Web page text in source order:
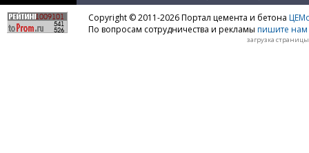
Copyright © 2011-2026 Портал цемента и бетона
По вопросам сотрудничества и рекламы пишите нам
загрузка